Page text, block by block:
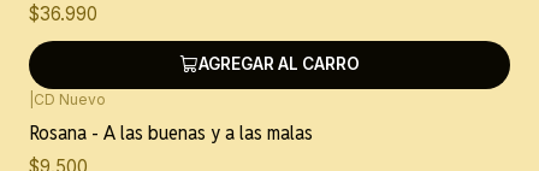
$36.990
AGREGAR AL CARRO
CD Nuevo
Rosana - A las buenas y a las malas